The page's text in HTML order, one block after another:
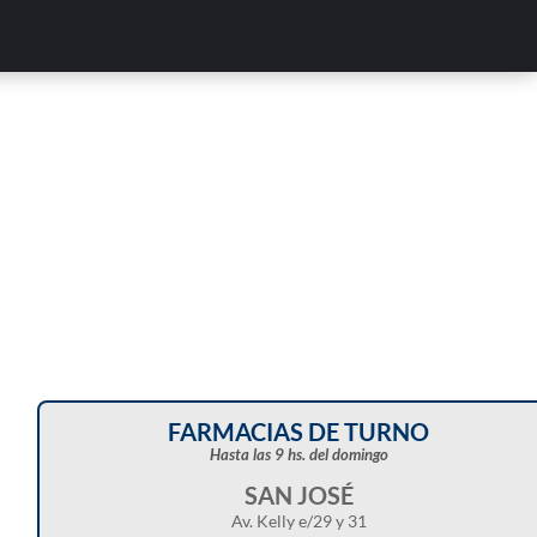
FARMACIAS DE TURNO
Hasta las 9 hs. del domingo
SAN JOSÉ
Av. Kelly e/29 y 31